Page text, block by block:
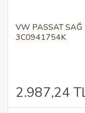
VW PASSAT
3C0941754K
2.987,24